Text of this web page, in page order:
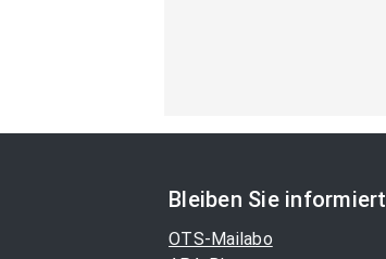
Bleiben Sie informiert
OTS-Mailabo